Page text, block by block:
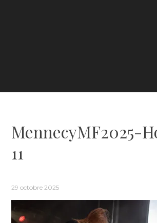
MennecyMF2025-
11
29 octobre 2025